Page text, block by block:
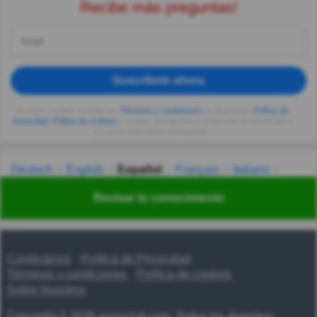
Revisar tu conocimiento
Recibe más preguntas!
Suscríbete ahora
privacidad
Deutsch English Español Français
Italiano
Українська हिन्दी 한국어 汉语
Contáctanos
Política de Privacidad
Términos y condiciones